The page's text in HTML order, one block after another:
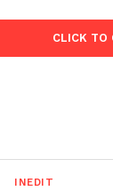
CLICK TO
INEDIT